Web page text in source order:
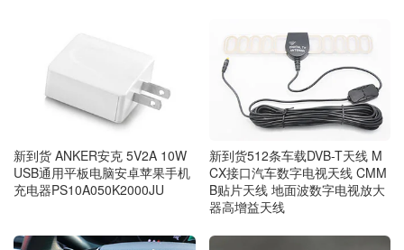
新到货 ANKER安克 5V2A 10W
USB通用平板电脑安卓苹果手机
充电器PS10A050K2000JU
新到货512条车载DVB-T天线 M
CX接口汽车数字电视天线 CMM
B贴片天线 地面波数字电视放大
器高增益天线